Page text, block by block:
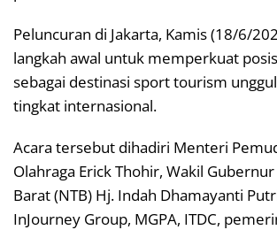
Peluncuran di Jakarta, Kamis (18/6/
langkah awal untuk memperkuat
sebagai destinasi sport tourism
tingkat internasional.
Acara tersebut dihadiri Menteri
Olahraga Erick Thohir, Wakil
Barat (NTB) Hj. Indah Dhamayanti
InJourney Group, MGPA, ITDC,